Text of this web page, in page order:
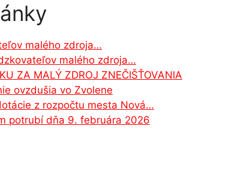
gr
ar
malého zdroja…
malého zdroja…
ZA MALÝ ZDROJ ZNEČIŠŤOVANIA
ovzdušia vo Zvolene
z rozpočtu mesta Nová…
potrubí dňa 9. februára 2026